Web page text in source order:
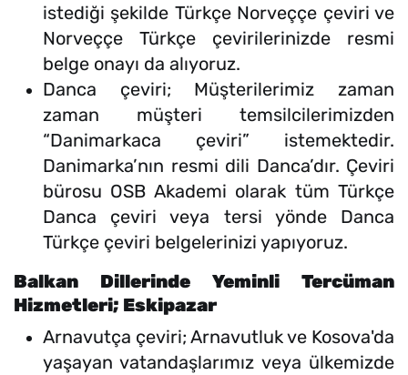
istediği şekilde Türkçe Norveççe çeviri ve
Norveççe Türkçe çevirilerinizde resmi
belge onayı da alıyoruz.
Danca çeviri; Müşterilerimiz zaman
zaman müşteri temsilcilerimizden
“Danimarkaca çeviri” istemektedir.
Danimarka’nın resmi dili Danca’dır. Çeviri
bürosu OSB Akademi olarak tüm Türkçe
Danca çeviri veya tersi yönde Danca
Türkçe çeviri belgelerinizi yapıyoruz.
Balkan Dillerinde Yeminli Tercüman
Hizmetleri; Eskipazar
Arnavutça çeviri; Arnavutluk ve Kosova'da
yaşayan vatandaşlarımız veya ülkemizde